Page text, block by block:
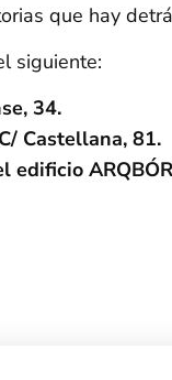
que hay
siguiente:
34.
Castellana, 81.
edificio